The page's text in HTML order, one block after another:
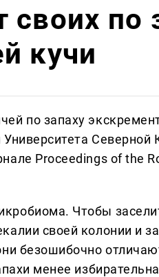
по
кучи
по запаху
Северной
Proceedings of the
Чтобы
своей колонии и
безошибочно
менее